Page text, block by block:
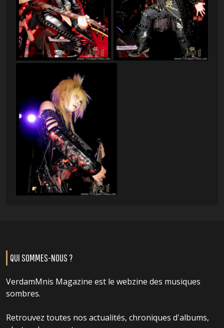
QUI SOMMES-NOUS ?
VerdamMnis Magazine est le webzine des musiques
sombres.
Retrouvez toutes nos actualités, chroniques d'albums,